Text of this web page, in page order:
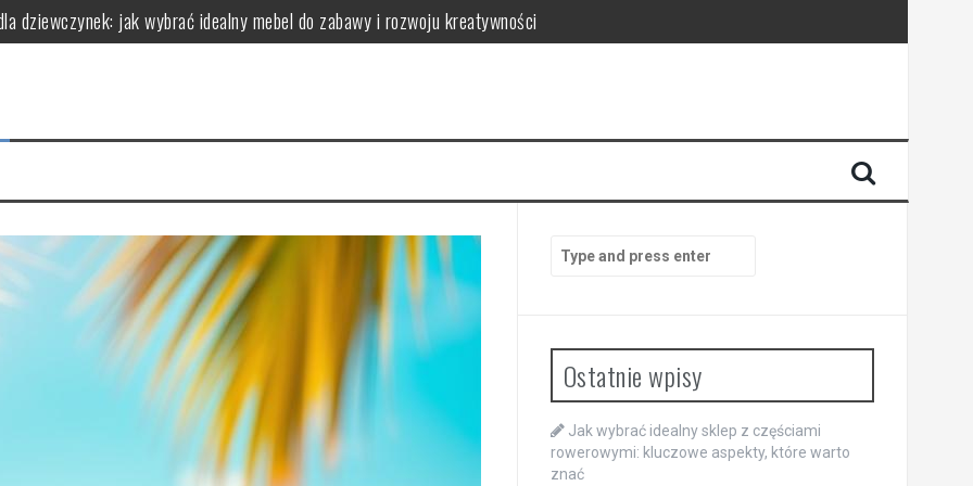
dziewczynek: jak wybrać idealny mebel do zabawy i rozwoju kreatywności
(dla wrażliwej i trądzikowej) – jak wdrożyć
bez ryzyka „zapychania”
faktycznie robi robotę (zależnie od celu)
kluczowe aspekty, które warto znać
Search
for:
Ostatnie wpisy
Jak wybrać idealny sklep z częściami
rowerowymi: kluczowe aspekty, które warto
znać